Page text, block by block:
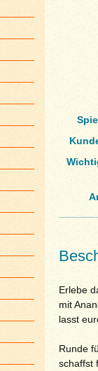
Erlebe
mit
lasst
Runde
schaffst